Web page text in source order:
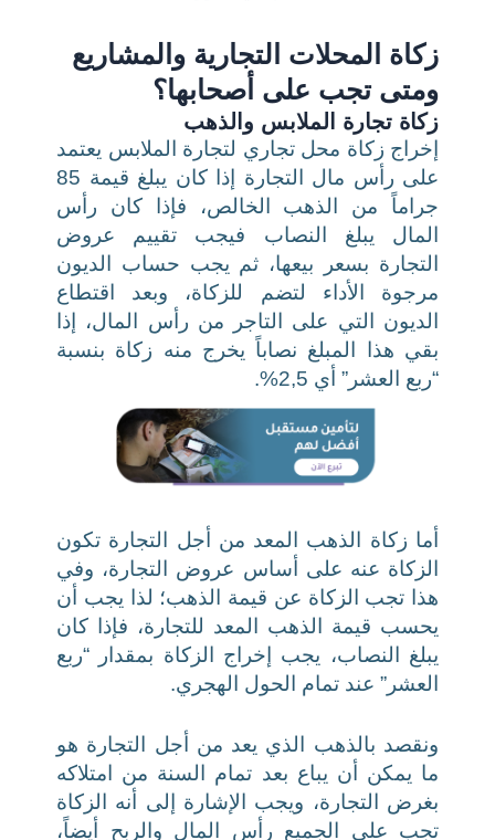
زكاة المحلات التجارية والمشاريع
ومتى تجب على أصحابها؟
زكاة تجارة الملابس والذهب
إخراج زكاة محل تجاري لتجارة الملابس يعتمد
على رأس مال التجارة إذا كان يبلغ قيمة 85
جراماً من الذهب الخالص، فإذا كان رأس
المال يبلغ النصاب فيجب تقييم عروض
التجارة بسعر بيعها، ثم يجب حساب الديون
مرجوة الأداء لتضم للزكاة، وبعد اقتطاع
الديون التي على التاجر من رأس المال، إذا
بقي هذا المبلغ نصاباً يخرج منه زكاة بنسبة
“ربع العشر” أي 2,5%.
أما زكاة الذهب المعد من أجل التجارة تكون
الزكاة عنه على أساس عروض التجارة، وفي
هذا تجب الزكاة عن قيمة الذهب؛ لذا يجب أن
يحسب قيمة الذهب المعد للتجارة، فإذا كان
يبلغ النصاب، يجب إخراج الزكاة بمقدار “ربع
العشر” عند تمام الحول الهجري.
ونقصد بالذهب الذي يعد من أجل التجارة هو
ما يمكن أن يباع بعد تمام السنة من امتلاكه
بغرض التجارة، ويجب الإشارة إلى أنه الزكاة
تجب على الجميع رأس المال والربح أيضاً،